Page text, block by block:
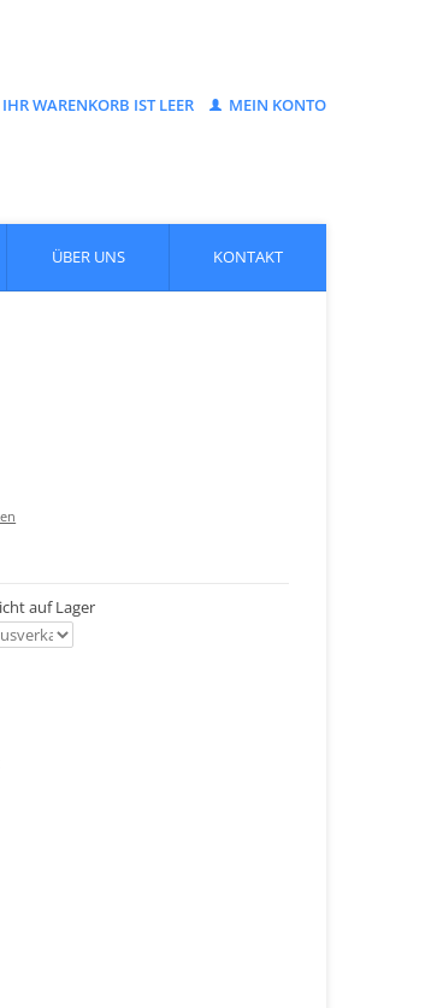
IHR WARENKORB IST LEER MEIN KONTO
ÜBER UNS KONTAKT
auf Lager